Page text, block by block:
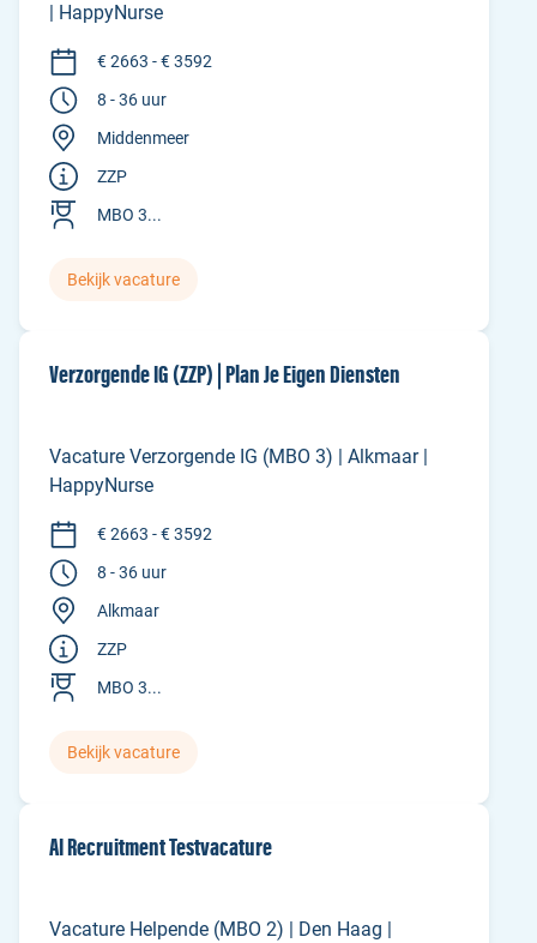
| HappyNurse
€ 2663 - € 3592
8 - 36 uur
Middenmeer
ZZP
MBO 3...
Bekijk vacature
Verzorgende IG (ZZP) | Plan Je Eigen Diensten
Vacature Verzorgende IG (MBO 3) | Alkmaar |
HappyNurse
€ 2663 - € 3592
8 - 36 uur
Alkmaar
ZZP
MBO 3...
Bekijk vacature
AI Recruitment Testvacature
Vacature Helpende (MBO 2) | Den Haag |